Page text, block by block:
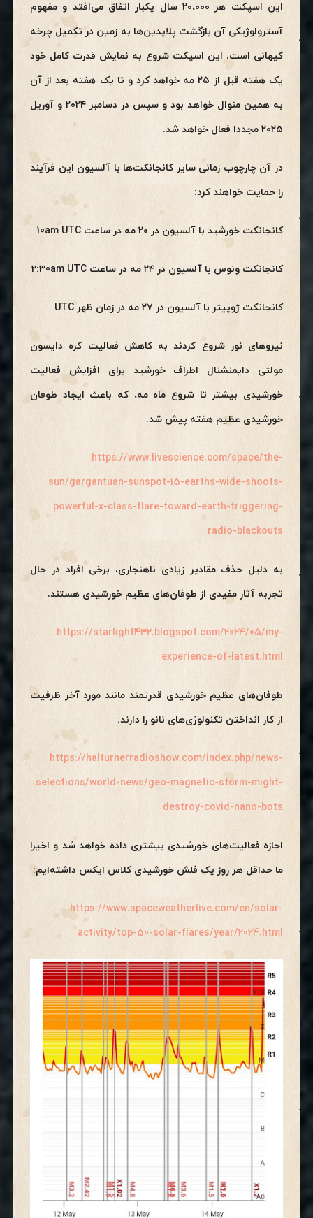
این اسپکت هر ۲۰،۰۰۰ سال یکبار اتفاق می‌افتد و مفهوم
آسترولوژیکی آن بازگشت پلایدین‌ها به زمین در تکمیل چرخه
کیهانی است. این اسپکت شروع به نمایش قدرت کامل خود
یک هفته قبل از ۲۵ مه خواهد کرد و تا یک هفته بعد از آن
به همین منوال خواهد بود و سپس در دسامبر ۲۰۲۴ و آوریل
۲۰۲۵ مجددا فعال خواهد شد.
در آن چارچوب زمانی سایر کانجانکت‌ها با آلسیون این فرآیند
را حمایت خواهند کرد:
کانجانکت خورشید با آلسیون در ۲۰ مه در ساعت 10am UTC
کانجانکت ونوس با آلسیون در ۲۴ مه در ساعت 2:30am UTC
کانجانکت ژوپیتر با آلسیون در ۲۷ مه در زمان ظهر UTC
نیروهای نور شروع کردند به کاهش فعالیت کره دایسون
مولتی دایمنشنال اطراف خورشید برای افزایش فعاليت
خورشیدی بیشتر تا شروع ماه مه، که باعث ایجاد طوفان
خورشیدی عظیم هفته پیش شد.
https://www.livescience.com/space/the-
sun/gargantuan-sunspot-15-earths-wide-shoots-
powerful-x-class-flare-toward-earth-triggering-
radio-blackouts
به دلیل حذف مقادیر زیادی ناهنجاری، برخی افراد در حال
تجربه آثار مفیدی از طوفان‌های عظیم خورشیدی هستند.
https://starlight432.blogspot.com/2024/05/my-
experience-of-latest.html
طوفان‌های عظیم خورشیدی قدرتمند مانند مورد آخر ظرفیت
از کار انداختن تکنولوژی‌های نانو را دارند:
https://halturnerradioshow.com/index.php/news-
selections/world-news/geo-magnetic-storm-might-
destroy-covid-nano-bots
اجازه فعالیت‌های خورشیدی بیشتری داده خواهد شد و اخیرا
ما حداقل هر روز یک فلش خورشیدی کلاس ایکس داشته‌ایم:
https://www.spaceweatherlive.com/en/solar-
activity/top-50-solar-flares/year/2024.html